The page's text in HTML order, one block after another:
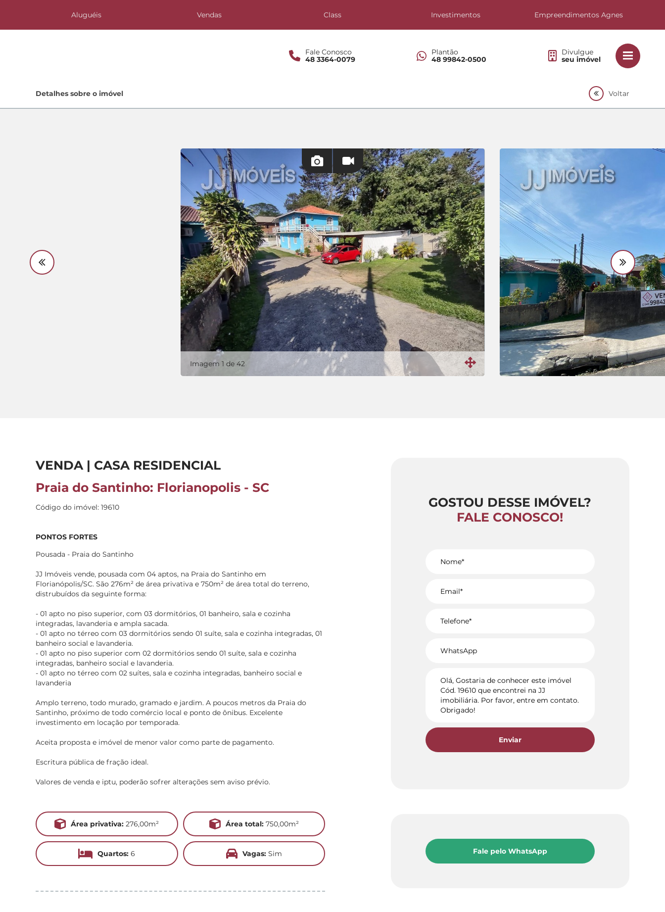
Aluguéis Vendas Class Investimentos Empreendimentos Agnes
Fale Conosco
48 3364-0079
Plantão
48 99842-0500
Divulgue
seu imóvel
Lançamentos
Detalhes sobre o imóvel Voltar
Imagem 1 de 42
VENDA | CASA RESIDENCIAL
Praia do Santinho: Florianopolis - SC
Código do imóvel: 19610
PONTOS FORTES
Pousada - Praia do Santinho
JJ Imóveis vende, pousada com 04 aptos, na Praia do Santinho em
Florianópolis/SC. São 276m² de área privativa e 750m² de área total do terreno,
distrubuídos da seguinte forma:
- 01 apto no piso superior, com 03 dormitórios, 01 banheiro, sala e cozinha
integradas, lavanderia e ampla sacada.
- 01 apto no térreo com 03 dormitórios sendo 01 suíte, sala e cozinha integradas, 01
banheiro social e lavanderia.
- 01 apto no piso superior com 02 dormitórios sendo 01 suíte, sala e cozinha
integradas, banheiro social e lavanderia.
- 01 apto no térreo com 02 suítes, sala e cozinha integradas, banheiro social e
lavanderia
Amplo terreno, todo murado, gramado e jardim. A poucos metros da Praia do
Santinho, próximo de todo comércio local e ponto de ônibus. Excelente
investimento em locação por temporada.
Aceita proposta e imóvel de menor valor como parte de pagamento.
Escritura pública de fração ideal.
Valores de venda e iptu, poderão sofrer alterações sem aviso prévio.
Área privativa: 276,00m² Área total:750,00m²
Quartos: 6 Vagas:Sim
GOSTOU DESSE IMÓVEL?
FALE CONOSCO!
Enviar
Fale pelo WhatsApp